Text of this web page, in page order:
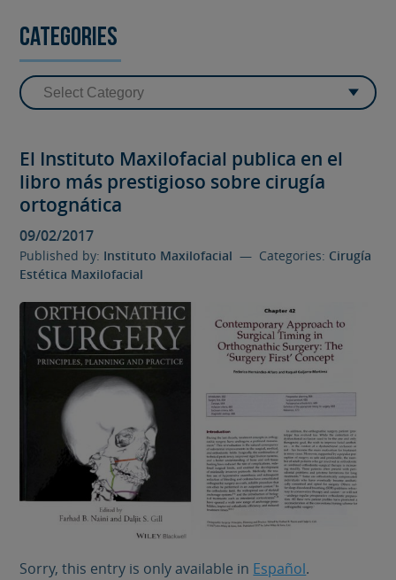
Categories
El Instituto Maxilofacial publica en el
libro más prestigioso sobre cirugía
ortognática
09/02/2017
Published by: Instituto Maxilofacial — Categories: Cirugía
Estética Maxilofacial
Sorry, this entry is only available in Español.